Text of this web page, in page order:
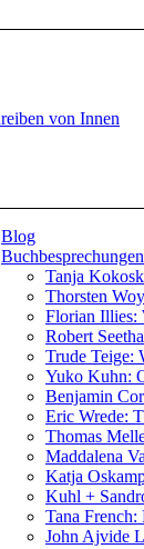
Blog
Buchbesprechungen
Tanja
Thorsten
Florian Illies:
Robert
Trude Teige:
Yuko Kuhn:
Benjamin
Eric Wrede:
Thomas
Maddalena
Katja
Kuhl +
Tana French:
John Ajvide